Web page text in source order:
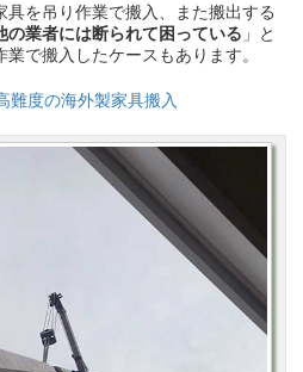
を吊り作業で搬入、また搬出する
の業者には断られて困っている 」と
で搬入したケースもあります。
難度の海外製家具搬入